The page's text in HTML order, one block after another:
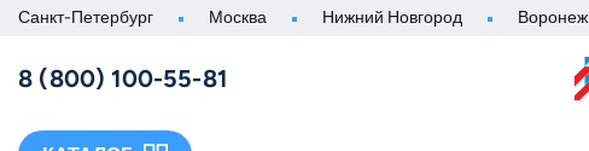
Санкт-Петербург Москва Нижний Новгород Воронеж
8 (800) 100-55-81